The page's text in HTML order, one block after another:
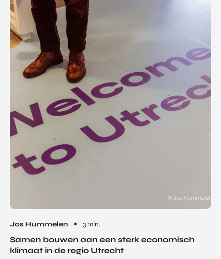
Jos Hummelen 3 min.
Samen bouwen aan een sterk economisch
klimaat in de regio Utrecht